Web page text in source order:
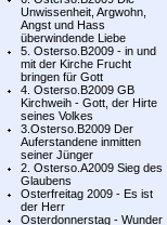
Unwissenheit, Argwohn,
Angst und Hass
überwindende Liebe
5. Osterso.B2009 - in und
mit der Kirche Frucht
bringen für Gott
4. Osterso.B2009 GB
Kirchweih - Gott, der Hirte
seines Volkes
3.Osterso.B2009 Der
Auferstandene inmitten
seiner Jünger
2. Osterso.A2009 Sieg des
Glaubens
Osterfreitag 2009 - Es ist
der Herr
Osterdonnerstag - Wunder